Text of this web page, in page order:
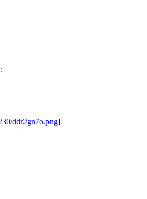
ddr2gn7o.png]